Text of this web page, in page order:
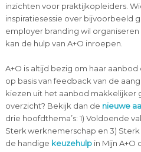
inzichten voor praktijkopleiders.
inspiratiesessie over bijvoorbeeld
employer branding wil
kan de hulp van A+O inroepen.
A+O is altijd bezig om haar
op basis van feedback van de
kiezen uit het aanbod makkelijker
overzicht? Bekijk dan de nieuwe
drie hoofdthema’s: 1) Voldoende
Sterk werknemerschap en 3)
de handige keuzehulpin Mijn A+O